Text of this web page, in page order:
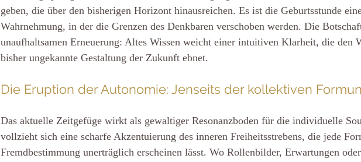
geben, die über den bisherigen Horizont hinausreichen. Es ist die Geburtsstunde
Wahrnehmung, in der die Grenzen des Denkbaren verschoben werden. Die
unaufhaltsamen Erneuerung: Altes Wissen weicht einer intuitiven Klarheit, die den
bisher ungekannte Gestaltung der Zukunft ebnet.
Die Eruption der Autonomie: Jenseits der kollektiven
Das aktuelle Zeitgefüge wirkt als gewaltiger Resonanzboden für die individuelle
vollzieht sich eine scharfe Akzentuierung des inneren Freiheitsstrebens, die jede
Fremdbestimmung unerträglich erscheinen lässt. Wo Rollenbilder, Erwartungen